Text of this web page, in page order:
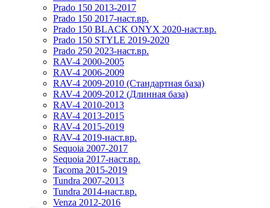
Prado 150 2013-2017
Prado 150 2017-наст.вр.
Prado 150 BLACK ONYX 2020-наст.вр.
Prado 150 STYLE 2019-2020
Prado 250 2023-наст.вр.
RAV-4 2000-2005
RAV-4 2006-2009
RAV-4 2009-2010 (Стандартная база)
RAV-4 2009-2012 (Длинная база)
RAV-4 2010-2013
RAV-4 2013-2015
RAV-4 2015-2019
RAV-4 2019-наст.вр.
Sequoia 2007-2017
Sequoia 2017-наст.вр.
Tacoma 2015-2019
Tundra 2007-2013
Tundra 2014-наст.вр.
Venza 2012-2016